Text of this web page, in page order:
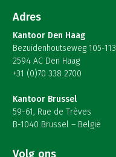
Adres
Kantoor Den Haag
Bezuidenhoutseweg 105-113
2594 AC Den Haag
+31 (0)70 338 2700
Kantoor Brussel
59-61, Rue de Trèves
B-1040 Brussel – België
Volg ons